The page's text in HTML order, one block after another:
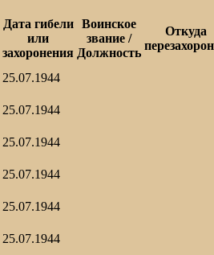
Дата гибели
или
захоронения
Воинское
звание /
Должность
Откуда
25.07.1944
25.07.1944
25.07.1944
25.07.1944
25.07.1944
25.07.1944